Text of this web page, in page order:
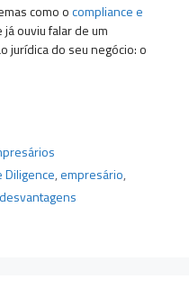
como ocompliance e
ouviu falar de um
jurídica do seu negócio: o
Diligence, empresário,